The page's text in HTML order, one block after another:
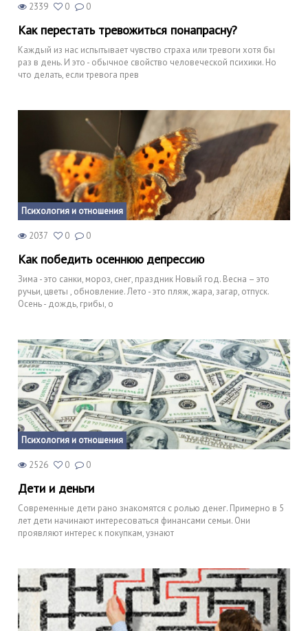
2339 0 0
Как перестать тревожиться понапрасну?
Каждый из нас испытывает чувство страха или тревоги хотя бы
раз в день. И это - обычное свойство человеческой психики. Но
что делать, если тревога прев
Психология и отношения
2037 0 0
Как победить осеннюю депрессию
Зима - это санки, мороз, снег, праздник Новый год. Весна – это
ручьи, цветы , обновление. Лето - это пляж, жара, загар, отпуск.
Осень - дождь, грибы, о
Психология и отношения
2526 0 0
Дети и деньги
Современные дети рано знакомятся с ролью денег. Примерно в 5
лет дети начинают интересоваться финансами семьи. Они
проявляют интерес к покупкам, узнают